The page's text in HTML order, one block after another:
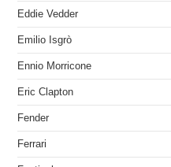
Eddie Vedder
Emilio Isgrò
Ennio Morricone
Eric Clapton
Fender
Ferrari